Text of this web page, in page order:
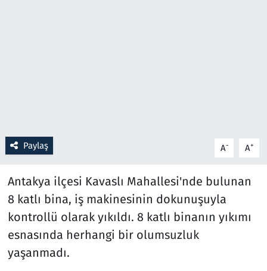
Paylaş A- A+
Antakya ilçesi Kavaslı Mahallesi'nde bulunan
8 katlı bina, iş makinesinin dokunuşuyla
kontrollü olarak yıkıldı. 8 katlı binanın yıkımı
esnasında herhangi bir olumsuzluk
yaşanmadı.
Teknoloji ve Bilim